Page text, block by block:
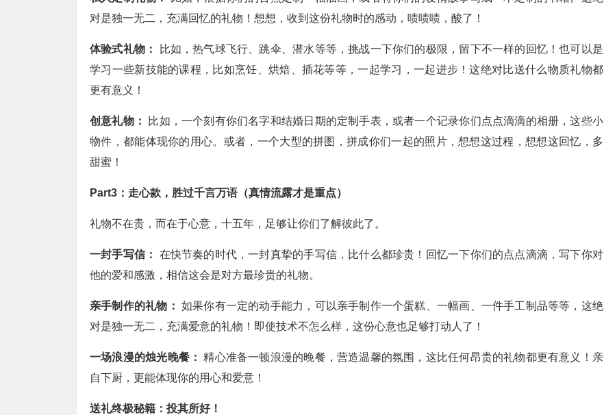
对是独一无二，充满回忆的礼物！想想，收到这份礼物时的感动，啧啧啧，酸了！
体验式礼物：
比如，热气球飞行、跳伞、潜水等等，挑战一下你们的极限，留下不一样的回忆！也可以是
学习一些新技能的课程，比如烹饪、烘焙、插花等等，一起学习，一起进步！这绝对比送什么物质礼物都
更有意义！
创意礼物：
比如，一个刻有你们名字和结婚日期的定制手表，或者一个记录你们点点滴滴的相册，这些小
物件，都能体现你的用心。或者，一个大型的拼图，拼成你们一起的照片，想想这过程，想想这回忆，多
甜蜜！
Part3：走心款，胜过千言万语（真情流露才是重点）
礼物不在贵，而在于心意，十五年，足够让你们了解彼此了。
一封手写信： 在快节奏的时代，一封真挚的手写信，比什么都珍贵！回忆一下你们的点点滴滴，写下你对
他的爱和感激，相信这会是对方最珍贵的礼物。
亲手制作的礼物： 如果你有一定的动手能力，可以亲手制作一个蛋糕、一幅画、一件手工制品等等，这绝
对是独一无二，充满爱意的礼物！即使技术不怎么样，这份心意也足够打动人了！
一场浪漫的烛光晚餐：精心准备一顿浪漫的晚餐，营造温馨的氛围，这比任何昂贵的礼物都更有意义！亲
自下厨，更能体现你的用心和爱意！
送礼终极秘籍：投其所好！